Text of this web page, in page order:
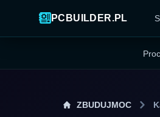
PCBUILDER.PL
ZBUDUJMOC